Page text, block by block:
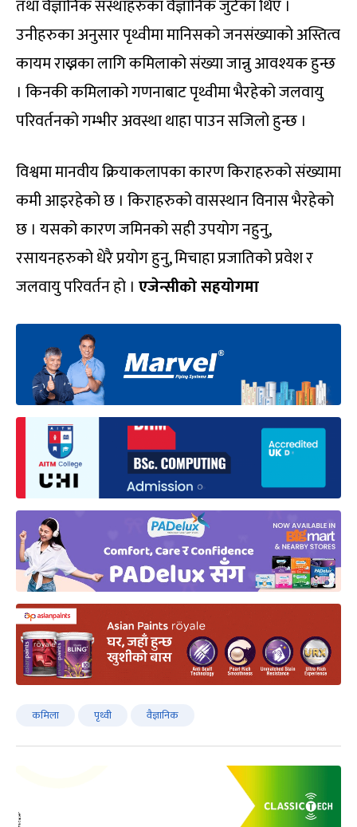
तथा वैज्ञानिक संस्थाहरुका वैज्ञानिक जुटेका थिए ।
उनीहरुका अनुसार पृथ्वीमा मानिसको जनसंख्याको अस्तित्व
कायम राख्नका लागि कमिलाको संख्या जान्नु आवश्यक हुन्छ
। किनकी कमिलाको गणनाबाट पृथ्वीमा भैरहेको जलवायु
परिवर्तनको गम्भीर अवस्था थाहा पाउन सजिलो हुन्छ ।
विश्वमा मानवीय क्रियाकलापका कारण किराहरुको संख्यामा
कमी आइरहेको छ । किराहरुको वासस्थान विनास भैरहेको
छ । यसको कारण जमिनको सही उपयोग नहुनु,
रसायनहरुको धेरै प्रयोग हुनु, मिचाहा प्रजातिको प्रवेश र
जलवायु परिवर्तन हो । एजेन्सीको सहयोगमा
कमिला पृथ्वी वैज्ञानिक